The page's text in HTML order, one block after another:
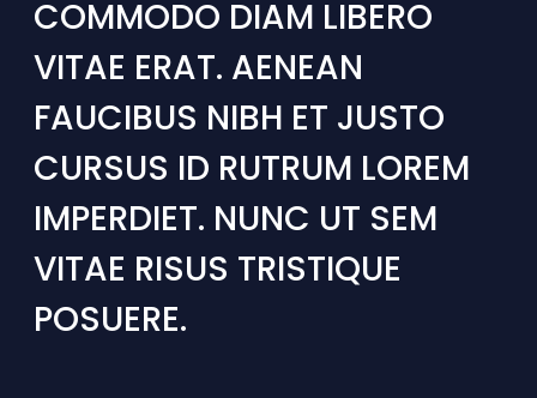
COMMODO DIAM LIBERO
VITAE ERAT. AENEAN
FAUCIBUS NIBH ET JUSTO
CURSUS ID RUTRUM LOREM
IMPERDIET. NUNC UT SEM
VITAE RISUS TRISTIQUE
POSUERE.